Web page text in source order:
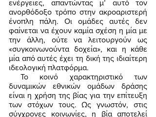
ενέργειες, απαντώντας μ’ αυτό τον
ανορθόδοξο τρόπο στην ακροαριστερή
ένοπλη πάλη. Οι ομάδες αυτές δεν
φαίνεται να έχουν καμία σχέση η μία με
την άλλη, ούτε να λειτουργούν ως
«συγκοινωνούντα δοχεία», και η κάθε
μία από αυτές έχει τη δική της ιδιαίτερη
ιδεολογική πλατφόρμα.
δυναμικών εθνικών ομάδων δράσης
είναι η χρήση της βίας για την επίτευξη
των στόχων τους. Ως γνωστόν, στις
σύγχρονες κοινωνίες, η βία αποτελεί